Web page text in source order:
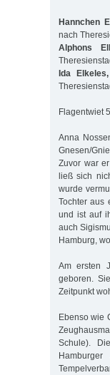
Hannchen
nach
Alphons
Ida Elkeles,
Flagentwiet
Anna
Gnesen/
Zuvor war
ließ sich
wurde
Tochter aus
und ist auf
auch
Hamburg,
Am ersten
geboren.
Zeitpunkt
Ebenso wie
Schule).